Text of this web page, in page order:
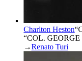
Charlton Heston“
“COL.
→Renato Turi